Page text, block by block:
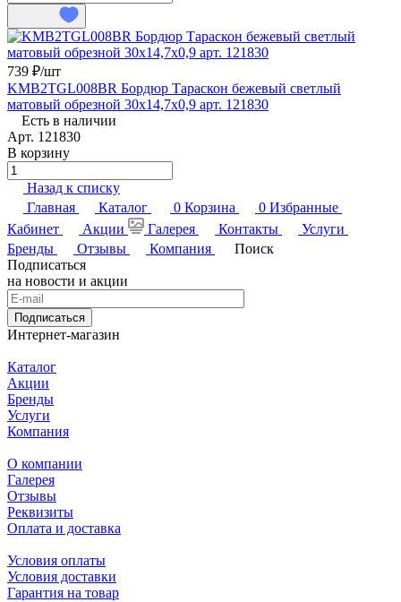
739 ₽/шт
KMB2TGL008BR Бордюр Тараскон бежевый светлый
матовый обрезной 30x14,7x0,9 арт. 121830
Есть в наличии
Арт. 121830
В корзину
Назад к списку
Главная
Каталог 0 Корзина 0 Избранные
Кабинет
Акции Галерея Контакты
Услуги
Бренды
Отзывы Компания
Поиск
Подписаться
на новости и акции
Подписаться
Интернет-магазин
Каталог
Акции
Бренды
Услуги
Компания
О компании
Галерея
Отзывы
Реквизиты
Оплата и доставка
Условия оплаты
Условия доставки
Гарантия на товар